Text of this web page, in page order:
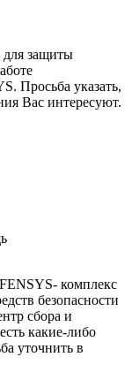
для защиты
Просьба указать,
Вас интересуют.
комплекс
безопасности
сбора и
какие-либо
уточнить в